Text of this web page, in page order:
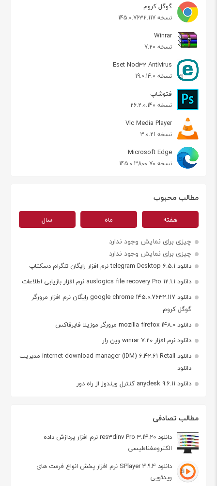
گوگل کروم
نسخه 145.0.7632.117
Winrar
نسخه 7.20
Eset Nod32 Antivirus
نسخه 19.0.14.0
فتوشاپ
نسخه 26.2.0.140
Vlc Media Player
نسخه 3.0.21
Microsoft Edge
نسخه 145.0.3800.70
مطالب محبوب
هفته ماه سال
چیزی برای نمایش وجود ندارد
چیزی برای نمایش وجود ندارد
دانلود telegram Desktop 6.5.1 نرم افزار رایگان تلگرام دسکتاپ
دانلود auslogics file recovery Pro 12.1.1 نرم افزار بازیابی اطلاعات
دانلود google chrome 145.0.7632.117 رایگان نرم افزار مرورگر
گوگل کروم
دانلود mozilla firefox 148.0 مرورگر موزیلا فایرفاکس
دانلود نرم افزار winrar 7.20 وین رار
دانلود internet download manager (IDM) 6.42.61 Retail مدیریت
دانلود
دانلود anydesk 9.6.11 کنترل ویندوز از راه دور
مطالب تصادفی
دانلود res3dinv Pro 3.14.20 نرم افزار پردازش داده
الکترومغناطیسی
دانلود SPlayer 4.9.4 نرم افزار پخش انواع فرمت های
ویدئویی